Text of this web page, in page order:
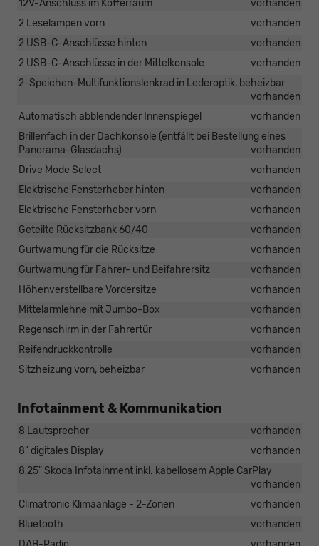
12V-Anschluss im Kofferraum
vorhanden
2 Leselampen vorn
vorhanden
2 USB-C-Anschlüsse hinten
vorhanden
2 USB-C-Anschlüsse in der Mittelkonsole
vorhanden
2-Speichen-Multifunktionslenkrad in Lederoptik, beheizbar
vorhanden
Automatisch abblendender Innenspiegel
vorhanden
Brillenfach in der Dachkonsole (entfällt bei Bestellung eines
Panorama-Glasdachs)
vorhanden
Drive Mode Select
vorhanden
Elektrische Fensterheber hinten
vorhanden
Elektrische Fensterheber vorn
vorhanden
Geteilte Rücksitzbank 60/40
vorhanden
Gurtwarnung für die Rücksitze
vorhanden
Gurtwarnung für Fahrer- und Beifahrersitz
vorhanden
Höhenverstellbare Vordersitze
vorhanden
Mittelarmlehne mit Jumbo-Box
vorhanden
Regenschirm in der Fahrertür
vorhanden
Reifendruckkontrolle
vorhanden
Sitzheizung vorn, beheizbar
vorhanden
Infotainment & Kommunikation
8 Lautsprecher
vorhanden
8" digitales Display
vorhanden
8,25" Skoda Infotainment inkl. kabellosem Apple CarPlay
vorhanden
Climatronic Klimaanlage - 2-Zonen
vorhanden
Bluetooth
vorhanden